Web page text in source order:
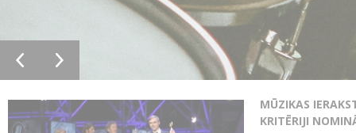
MŪZIKAS
KRITĒRIJI